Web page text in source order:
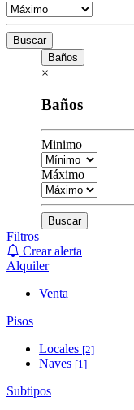
Buscar
Baños
×
Baños
Minimo
Máximo
Buscar
Filtros
Crear alerta
Alquiler
Venta
Pisos
Locales [2]
Naves [1]
Subtipos